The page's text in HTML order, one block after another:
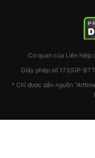
Cơ quan của Liên hiệp
Giấy phép số 173/GP-
* Chỉ được dẫn nguồn